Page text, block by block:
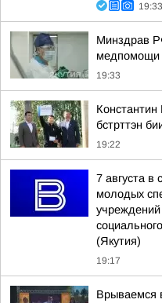
19:33
Минздрав
медпомощи
19:33
бстрттэн
19:22
7 августа
молодых
(Якутия)
19:17
Врываемся